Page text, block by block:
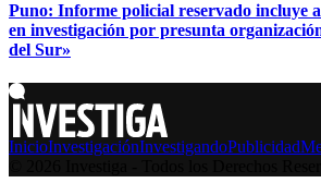
Puno: Informe policial reservado incluye
en investigación por presunta
del Sur»
InicioInvestigaciónInvestigandoPublicidad